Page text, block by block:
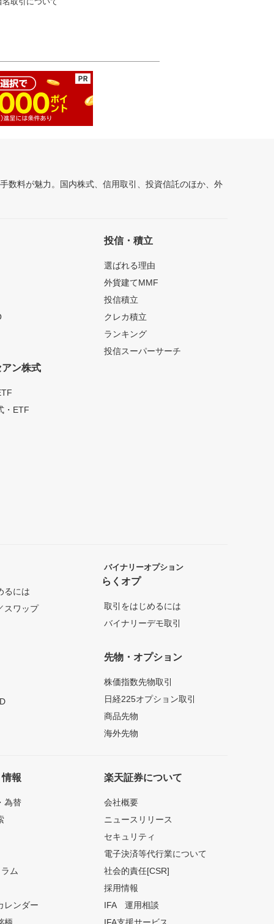
数料が魅力。国内株式、信用取引、投資信託のほか、外
ン株式
・ETF
投信・積立
選ばれる理由
外貨建てMMF
投信積立
クレカ積立
ランキング
投信スーパーサーチ
るには
スワップ
バイナリーオプション
らくオプ
取引をはじめるには
バイナリーデモ取引
先物・オプション
株価指数先物取引
日経225オプション取引
商品先物
海外先物
報
為替
ム
レンダー
柄
楽天証券について
会社概要
ニュースリリース
セキュリティ
電子決済等代行業について
社会的責任[CSR]
採用情報
IFA 運用相談
IFA支援サービス